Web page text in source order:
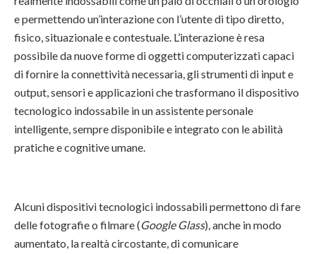
e permettendo un’interazione con l’utente di tipo diretto,
fisico, situazionale e contestuale. L’interazione è resa
possibile da nuove forme di oggetti computerizzati capaci
di fornire la connettività necessaria, gli strumenti di input e
output, sensori e applicazioni che trasformano il dispositivo
tecnologico indossabile in un assistente personale
intelligente, sempre disponibile e integrato con le abilità
pratiche e cognitive umane.
Alcuni dispositivi tecnologici indossabili permettono di fare
delle fotografie o filmare (Google Glass), anche in modo
aumentato, la realtà circostante, di comunicare